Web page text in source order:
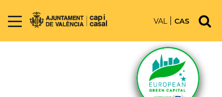
VAL CAS